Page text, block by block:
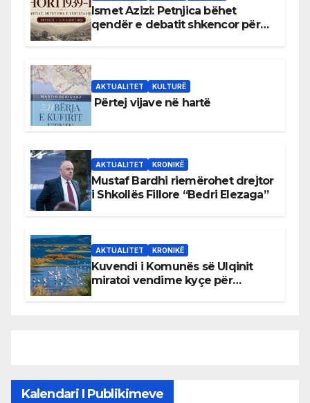
Ismet Azizi: Petnjica bëhet
qendër e debatit shkencor për
AKTUALITET KULTURË
Përtej vijave në hartë
AKTUALITET KRONIKË
Mustaf Bardhi riemërohet drejtor
i Shkollës Fillore “Bedri Elezaga”
AKTUALITET KRONIKË
Kuvendi i Komunës së Ulqinit
miratoi vendime kyçe për
Kalendari I Publikimeve